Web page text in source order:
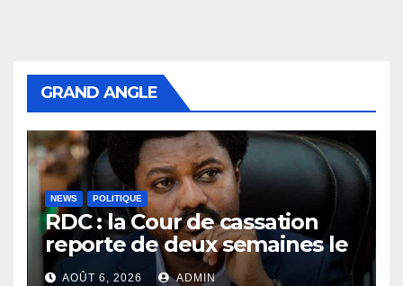
GRAND ANGLE
NEWS POLITIQUE
RDC : la Cour de cassation
reporte de deux semaines le
procès Frivao
AOÛT 6, 2026 ADMIN